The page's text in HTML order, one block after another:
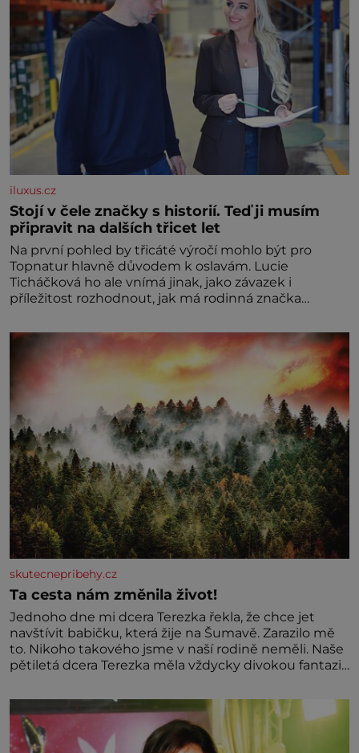
iluxus.cz
Stojí v čele značky s historií. Teď ji musím
připravit na dalších třicet let
Na první pohled by třicáté výročí mohlo být pro
Topnatur hlavně důvodem k oslavám. Lucie
Ticháčková ho ale vnímá jinak, jako závazek i
příležitost rozhodnout, jak má rodinná značka
skutecnepribehy.cz
Ta cesta nám změnila život!
Jednoho dne mi dcera Terezka řekla, že chce jet
navštívit babičku, která žije na Šumavě. Zarazilo mě
to. Nikoho takového jsme v naší rodině neměli. Naše
pětiletá dcera Terezka měla vždycky divokou fantazii.
mi říkala, že se jí zdálo o jednorožcích, krásných
princeznách, statečných rytířích a létajících dracích.